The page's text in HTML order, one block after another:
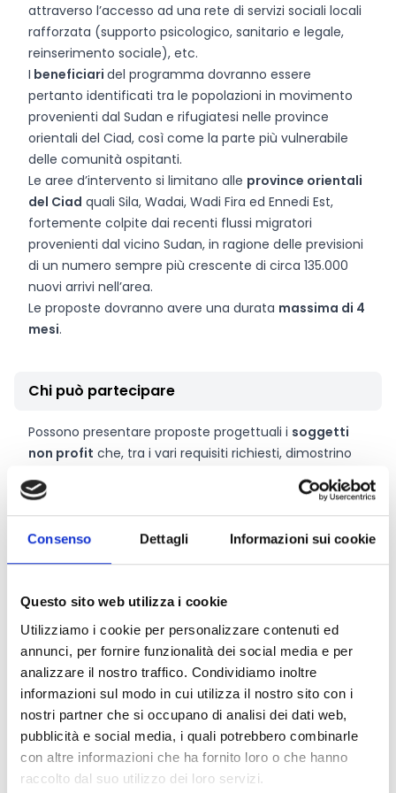
Consenso Dettagli Informazioni sui cookie
Questo sito web utilizza i cookie
Utilizziamo i cookie per personalizzare contenuti ed
annunci, per fornire funzionalità dei social media e per
analizzare il nostro traffico. Condividiamo inoltre
informazioni sul modo in cui utilizza il nostro sito con i
nostri partner che si occupano di analisi dei dati web,
pubblicità e social media, i quali potrebbero combinarle
con altre informazioni che ha fornito loro o che hanno
raccolto dal suo utilizzo dei loro servizi.
attraverso l’accesso ad una rete di servizi sociali locali
rafforzata (supporto psicologico, sanitario e legale,
reinserimento sociale), etc.
I beneficiari del programma dovranno essere
pertanto identificati tra le popolazioni in movimento
provenienti dal Sudan e rifugiatesi nelle province
orientali del Ciad, così come la parte più vulnerabile
delle comunità ospitanti.
Le aree d’intervento si limitano alle province orientali
del Ciad quali Sila, Wadai, Wadi Fira ed Ennedi Est,
fortemente colpite dai recenti flussi migratori
provenienti dal vicino Sudan, in ragione delle previsioni
di un numero sempre più crescente di circa 135.000
nuovi arrivi nell’area.
Le proposte dovranno avere una durata massima di 4
mesi.
Chi può partecipare
Possono presentare proposte progettuali i soggetti
non profit che, tra i vari requisiti richiesti, dimostrino
una comprovata capacità di operare in contesti
umanitari.
Ciascun soggetto senza fini di lucro può presentare
due proposte massimo: una proposta in qualità di
unico soggetto proponente o in qualità di proponente
proponente mandante di un’ATS.
Entità del contributo
Contributo massimo:
300.000 Euro
Link e Documenti